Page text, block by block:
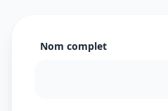
Nom complet